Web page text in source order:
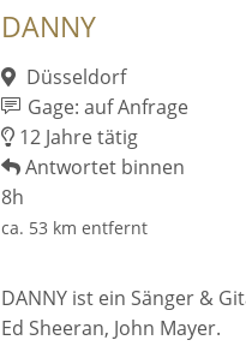
DANNY
Düsseldorf
Gage: auf Anfrage
12 Jahre tätig
Antwortet binnen
8h
ca. 53 km entfernt
DANNY ist ein Sänger &
Ed Sheeran, John Mayer.